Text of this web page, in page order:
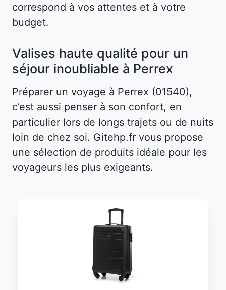
correspond à vos attentes et à votre
budget.
Valises haute qualité pour un
séjour inoubliable à Perrex
Préparer un voyage à Perrex (01540),
c’est aussi penser à son confort, en
particulier lors de longs trajets ou de nuits
loin de chez soi. Gitehp.fr vous propose
une sélection de produits idéale pour les
voyageurs les plus exigeants.